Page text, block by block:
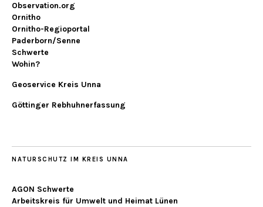
Observation.org
Ornitho
Ornitho-Regioportal
Paderborn/Senne
Schwerte
Wohin?
Geoservice Kreis Unna
Göttinger Rebhuhnerfassung
NATURSCHUTZ IM KREIS UNNA
AGON Schwerte
Arbeitskreis für Umwelt und Heimat Lünen